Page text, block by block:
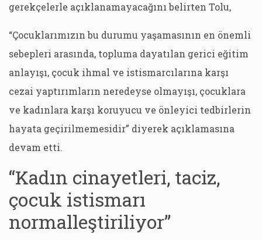
gerekçelerle açıklanamayacağını belirten Tolu,
“Çocuklarımızın bu durumu yaşamasının en önemli
sebepleri arasında, topluma dayatılan gerici eğitim
anlayışı, çocuk ihmal ve istismarcılarına karşı
cezai yaptırımların neredeyse olmayışı, çocuklara
ve kadınlara karşı koruyucu ve önleyici tedbirlerin
hayata geçirilmemesidir” diyerek açıklamasına
devam etti.
“Kadın cinayetleri, taciz,
çocuk istismarı
normalleştiriliyor”